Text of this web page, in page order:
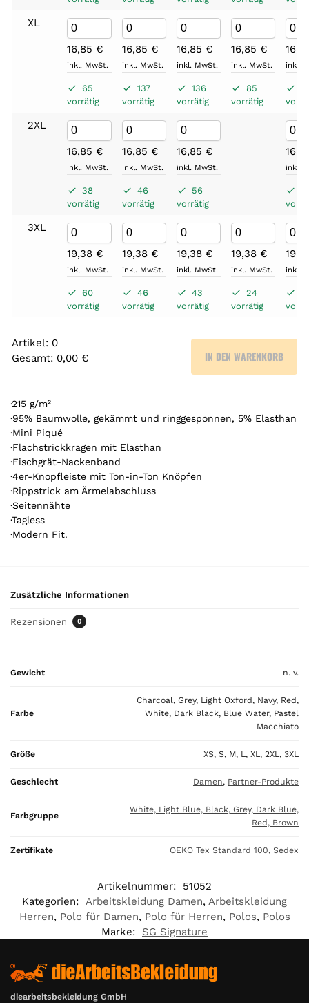
XL
16,85 €
inkl. MwSt.
65
vorrätig
16,85 €
inkl. MwSt.
137
vorrätig
16,85 €
inkl. MwSt.
136
vorrätig
16,85 €
inkl. MwSt.
85
vorrätig
inkl.
2XL
16,85 €
inkl. MwSt.
38
vorrätig
16,85 €
inkl. MwSt.
46
vorrätig
16,85 €
inkl. MwSt.
56
vorrätig
inkl.
3XL
19,38 €
inkl. MwSt.
60
vorrätig
19,38 €
inkl. MwSt.
46
vorrätig
19,38 €
inkl. MwSt.
43
vorrätig
19,38 €
inkl. MwSt.
24
vorrätig
inkl.
Artikel: 0
Gesamt: 0,00 €
r
t
i
k
e
l
.
Y
o
u
t
a
0
€
IN DEN WARENKORB
·215 g/m²
·95% Baumwolle, gekämmt und ringgesponnen, 5% Elasthan
·Mini Piqué
·Flachstrickkragen mit Elasthan
·Fischgrät-Nackenband
·4er-Knopfleiste mit Ton-in-Ton Knöpfen
·Rippstrick am Ärmelabschluss
·Seitennähte
·Tagless
·Modern Fit.
Zusätzliche Informationen
Rezensionen 0
Gewicht n. v.
Farbe
Charcoal, Grey, Light Oxford, Navy, Red,
White, Dark Black, Blue Water, Pastel
Macchiato
Größe XS, S, M, L, XL, 2XL, 3XL
Geschlecht Damen, Partner-Produkte
Farbgruppe
White, Light Blue, Black, Grey, Dark Blue,
Red, Brown
Zertifikate OEKO Tex Standard 100, Sedex
Artikelnummer:
51052
Kategorien: Arbeitskleidung Damen, Arbeitskleidung
Herren, Polo für Damen, Polo für Herren, Polos, Polos
Marke:
SG Signature
diearbeitsbekleidung GmbH